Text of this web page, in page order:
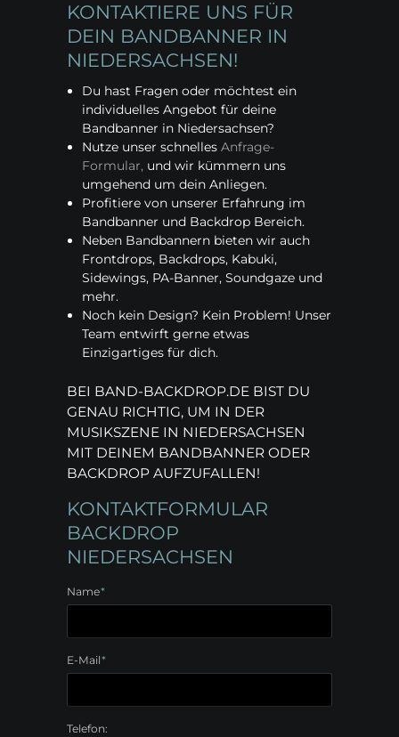
KONTAKTIERE UNS FÜR
DEIN BANDBANNER IN
NIEDERSACHSEN!
Du hast Fragen oder möchtest ein
individuelles Angebot für deine
Bandbanner in Niedersachsen?
Nutze unser schnellesAnfrage-
Formular, und wir kümmern uns
umgehend um dein Anliegen.
Profitiere von unserer Erfahrung im
Bandbanner und Backdrop Bereich.
Neben Bandbannern bieten wir auch
Frontdrops, Backdrops, Kabuki,
Sidewings, PA-Banner, Soundgaze und
mehr.
Noch kein Design? Kein Problem! Unser
Team entwirft gerne etwas
Einzigartiges für dich.
BEI BAND-BACKDROP.DE BIST DU
GENAU RICHTIG, UM IN DER
MUSIKSZENE IN NIEDERSACHSEN
MIT DEINEM BANDBANNER ODER
BACKDROP AUFZUFALLEN!
KONTAKTFORMULAR
BACKDROP
NIEDERSACHSEN
Pflichtfeld
Name*
Pflichtfeld
E-Mail*
Telefon: